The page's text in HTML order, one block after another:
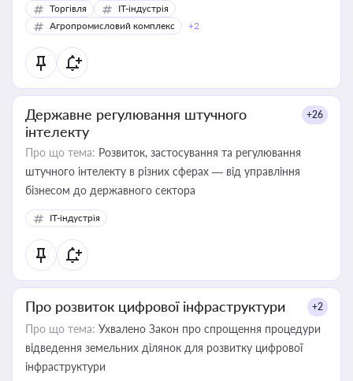
Торгівля
IT-індустрія
Агропромисловий комплекс
+2
Державне регулювання штучного
інтелекту
+26
Про що тема: Розвиток, застосування та регулювання
штучного інтелекту в різних сферах — від управління
бізнесом до державного сектора
IT-індустрія
Про розвиток цифрової інфраструктури +2
Про що тема: Ухвалено Закон про спрощення процедури
відведення земельних ділянок для розвитку цифрової
інфраструктури